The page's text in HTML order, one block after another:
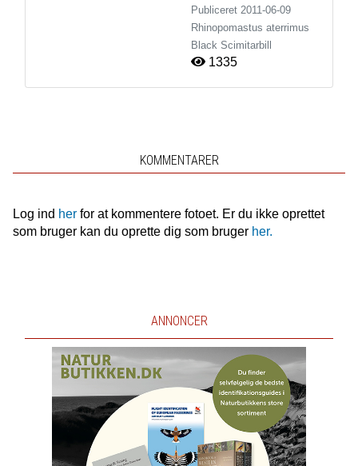
Publiceret 2011-06-09
Rhinopomastus aterrimus
Black Scimitarbill
1335
KOMMENTARER
Log ind herfor at kommentere fotoet. Er du ikke oprettet
som bruger kan du oprette dig som bruger her.
ANNONCER